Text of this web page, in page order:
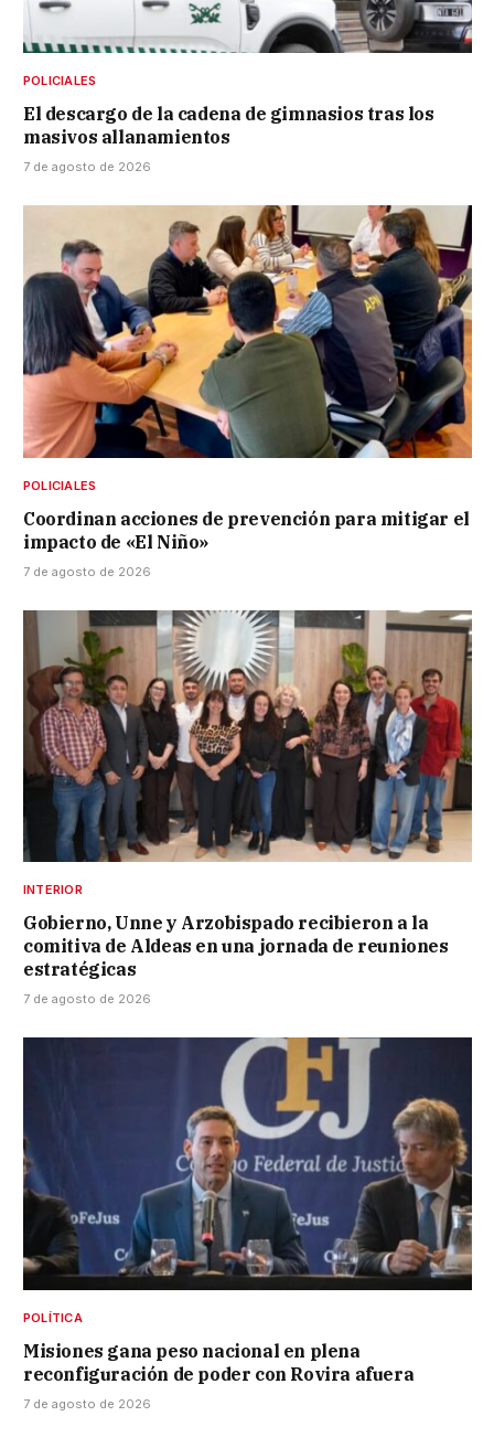
POLICIALES
El descargo de la cadena de gimnasios tras los
masivos allanamientos
7 de agosto de 2026
POLICIALES
Coordinan acciones de prevención para mitigar el
impacto de «El Niño»
7 de agosto de 2026
INTERIOR
Gobierno, Unne y Arzobispado recibieron a la
comitiva de Aldeas en una jornada de reuniones
estratégicas
7 de agosto de 2026
POLÍTICA
Misiones gana peso nacional en plena
reconfiguración de poder con Rovira afuera
7 de agosto de 2026